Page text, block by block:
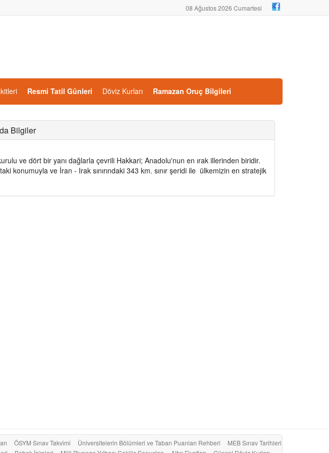
08 Ağustos 2026 Cumartesi
Resmi Tatil Günleri Döviz Kurları Ramazan Oruç Bilgileri
Bilgiler
ve dört bir yanı dağlarla çevrili Hakkari; Anadolu'nun en ırak illerinden biridir.
konumuyla ve İran - Irak sınırındaki 343 km. sınır şeridi ile ülkemizin en stratejik
ÖSYM Sınav Takvimi Üniversitelerin Bölümleri ve Taban Puanları Rehberi
MEB Sınav Tarihleri